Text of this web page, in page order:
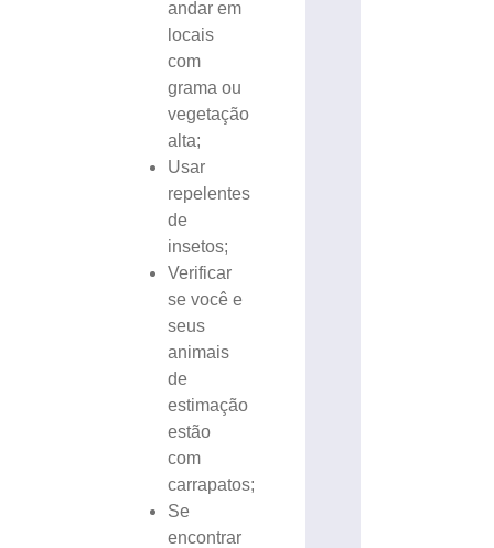
andar em
locais
com
grama ou
vegetação
alta;
Usar
repelentes
de
insetos;
Verificar
se você e
seus
animais
de
estimação
estão
com
carrapatos;
Se
encontrar